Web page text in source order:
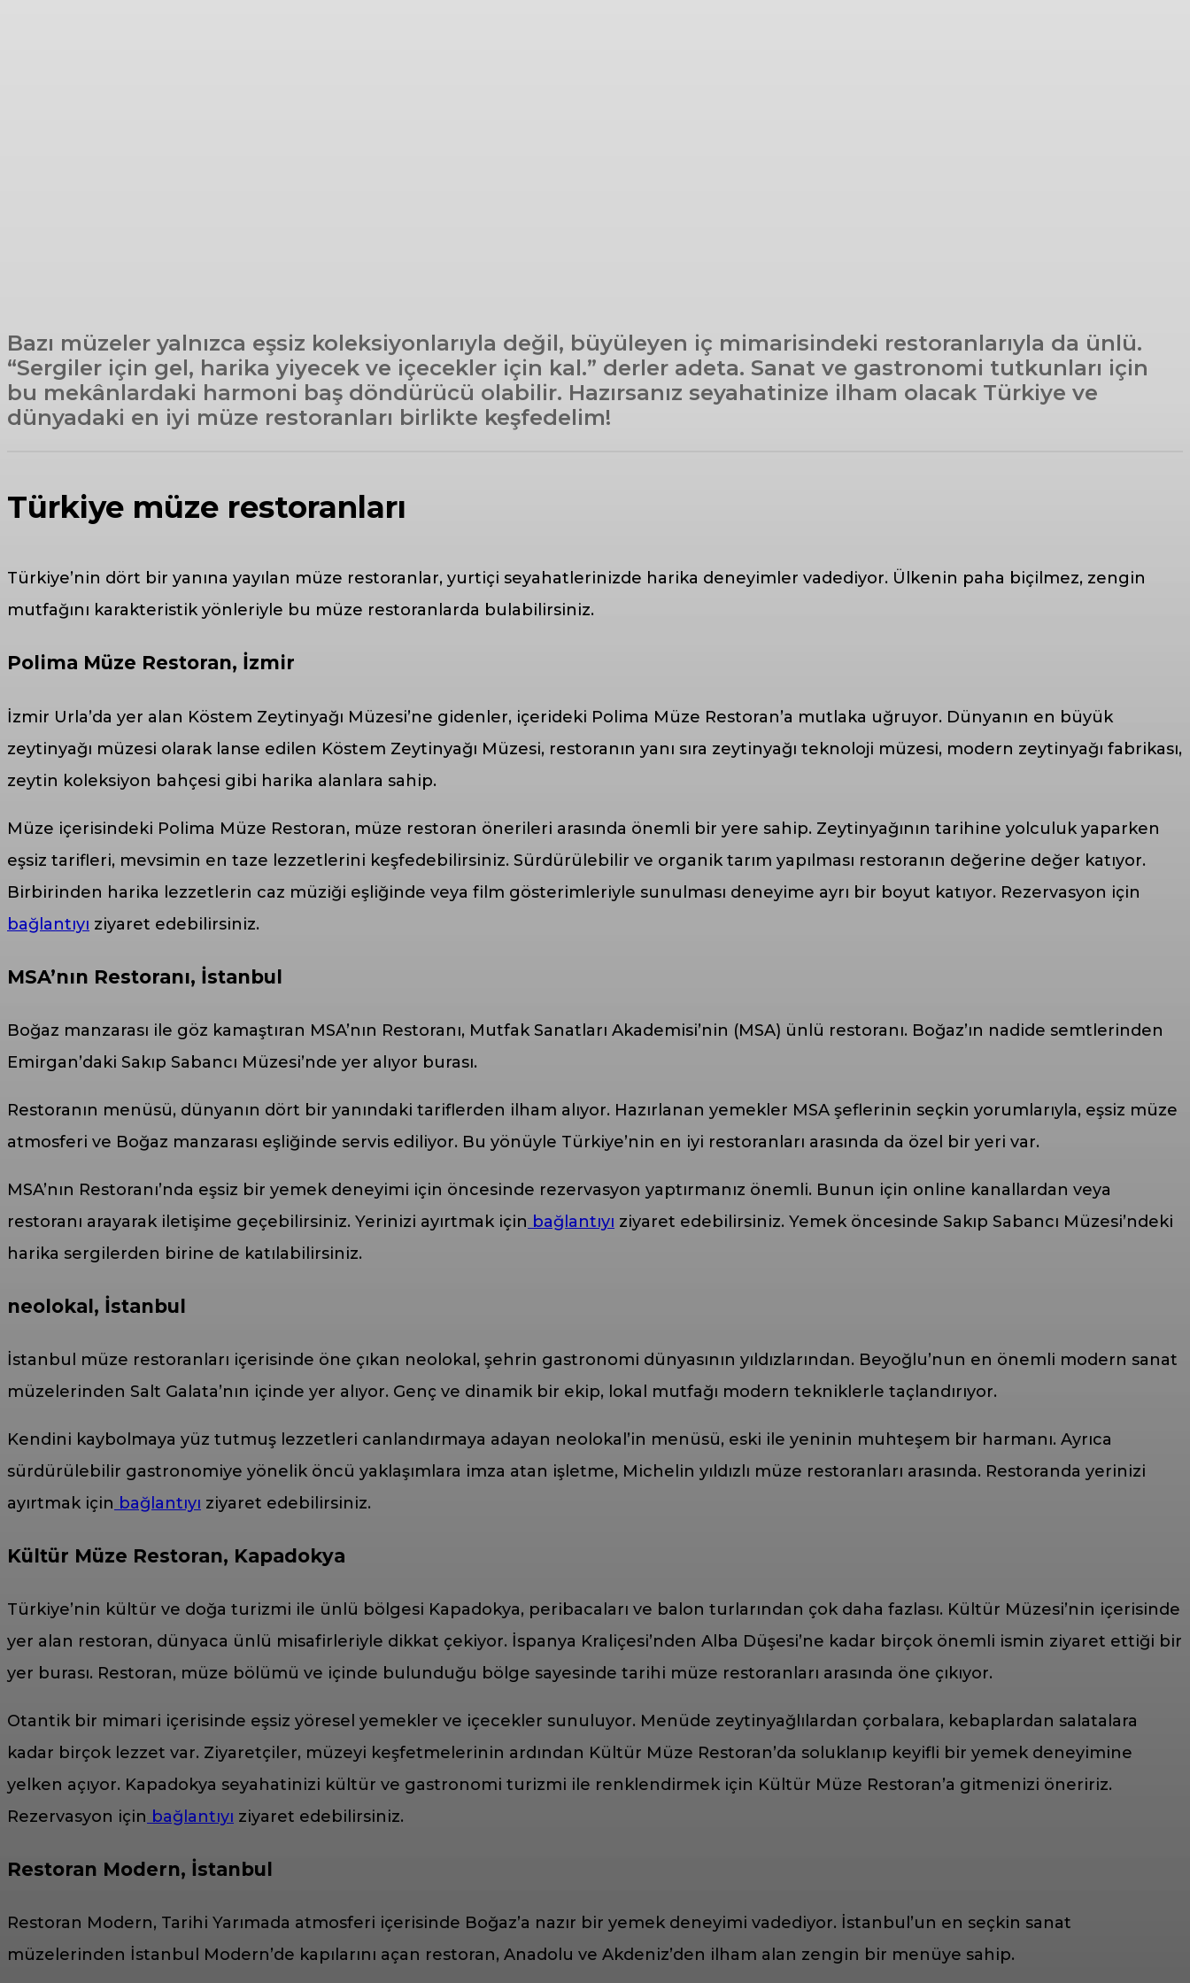
Bazı müzeler yalnızca eşsiz koleksiyonlarıyla değil, büyüleyen iç mimarisindeki restoranlarıyla da ünlü.
“Sergiler için gel, harika yiyecek ve içecekler için kal.” derler adeta. Sanat ve gastronomi tutkunları için
bu mekânlardaki harmoni baş döndürücü olabilir. Hazırsanız seyahatinize ilham olacak Türkiye ve
dünyadaki en iyi müze restoranları birlikte keşfedelim!
Türkiye müze restoranları
Türkiye’nin dört bir yanına yayılan müze restoranlar, yurtiçi seyahatlerinizde harika deneyimler vadediyor. Ülkenin paha biçilmez, zengin
mutfağını karakteristik yönleriyle bu müze restoranlarda bulabilirsiniz.
Polima Müze Restoran, İzmir
İzmir Urla’da yer alan Köstem Zeytinyağı Müzesi’ne gidenler, içerideki Polima Müze Restoran’a mutlaka uğruyor. Dünyanın en büyük
zeytinyağı müzesi olarak lanse edilen Köstem Zeytinyağı Müzesi, restoranın yanı sıra zeytinyağı teknoloji müzesi, modern zeytinyağı fabrikası,
zeytin koleksiyon bahçesi gibi harika alanlara sahip.
Müze içerisindeki Polima Müze Restoran, müze restoran önerileri arasında önemli bir yere sahip. Zeytinyağının tarihine yolculuk yaparken
eşsiz tarifleri, mevsimin en taze lezzetlerini keşfedebilirsiniz. Sürdürülebilir ve organik tarım yapılması restoranın değerine değer katıyor.
Birbirinden harika lezzetlerin caz müziği eşliğinde veya film gösterimleriyle sunulması deneyime ayrı bir boyut katıyor. Rezervasyon için
bağlantıyı ziyaret edebilirsiniz.
MSA’nın Restoranı, İstanbul
Boğaz manzarası ile göz kamaştıran MSA’nın Restoranı, Mutfak Sanatları Akademisi’nin (MSA) ünlü restoranı. Boğaz’ın nadide semtlerinden
Emirgan’daki Sakıp Sabancı Müzesi’nde yer alıyor burası.
Restoranın menüsü, dünyanın dört bir yanındaki tariflerden ilham alıyor. Hazırlanan yemekler MSA şeflerinin seçkin yorumlarıyla, eşsiz müze
atmosferi ve Boğaz manzarası eşliğinde servis ediliyor. Bu yönüyle Türkiye’nin en iyi restoranları arasında da özel bir yeri var.
MSA’nın Restoranı’nda eşsiz bir yemek deneyimi için öncesinde rezervasyon yaptırmanız önemli. Bunun için online kanallardan veya
restoranı arayarak iletişime geçebilirsiniz. Yerinizi ayırtmak için bağlantıyı ziyaret edebilirsiniz. Yemek öncesinde Sakıp Sabancı Müzesi’ndeki
harika sergilerden birine de katılabilirsiniz.
neolokal, İstanbul
İstanbul müze restoranları içerisinde öne çıkan neolokal, şehrin gastronomi dünyasının yıldızlarından. Beyoğlu’nun en önemli modern sanat
müzelerinden Salt Galata’nın içinde yer alıyor. Genç ve dinamik bir ekip, lokal mutfağı modern tekniklerle taçlandırıyor.
Kendini kaybolmaya yüz tutmuş lezzetleri canlandırmaya adayan neolokal’in menüsü, eski ile yeninin muhteşem bir harmanı. Ayrıca
sürdürülebilir gastronomiye yönelik öncü yaklaşımlara imza atan işletme, Michelin yıldızlı müze restoranları arasında. Restoranda yerinizi
ayırtmak için bağlantıyı ziyaret edebilirsiniz.
Kültür Müze Restoran, Kapadokya
Türkiye’nin kültür ve doğa turizmi ile ünlü bölgesi Kapadokya, peribacaları ve balon turlarından çok daha fazlası. Kültür Müzesi’nin içerisinde
yer alan restoran, dünyaca ünlü misafirleriyle dikkat çekiyor. İspanya Kraliçesi’nden Alba Düşesi’ne kadar birçok önemli ismin ziyaret ettiği bir
yer burası. Restoran, müze bölümü ve içinde bulunduğu bölge sayesinde tarihi müze restoranları arasında öne çıkıyor.
Otantik bir mimari içerisinde eşsiz yöresel yemekler ve içecekler sunuluyor. Menüde zeytinyağlılardan çorbalara, kebaplardan salatalara
kadar birçok lezzet var. Ziyaretçiler, müzeyi keşfetmelerinin ardından Kültür Müze Restoran’da soluklanıp keyifli bir yemek deneyimine
yelken açıyor. Kapadokya seyahatinizi kültür ve gastronomi turizmi ile renklendirmek için Kültür Müze Restoran’a gitmenizi öneririz.
Rezervasyon için bağlantıyı ziyaret edebilirsiniz.
Restoran Modern, İstanbul
Restoran Modern, Tarihi Yarımada atmosferi içerisinde Boğaz’a nazır bir yemek deneyimi vadediyor. İstanbul’un en seçkin sanat
müzelerinden İstanbul Modern’de kapılarını açan restoran, Anadolu ve Akdeniz’den ilham alan zengin bir menüye sahip.